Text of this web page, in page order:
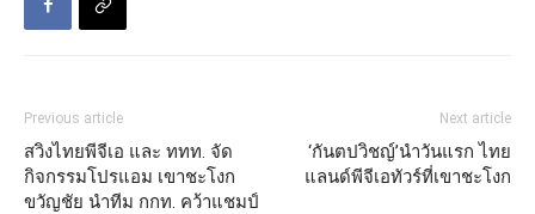
Previous article
สวิงไทยพีจีเอ และ ททท. จัด
กิจกรรมโปรแอม เขาชะโงก
ขวัญชัย นำทีม กกท. คว้าแชมป์
Next article
‘กันตปวิชญ์’นำวันแรก ไทย
แลนด์พีจีเอทัวร์ที่เขาชะโงก